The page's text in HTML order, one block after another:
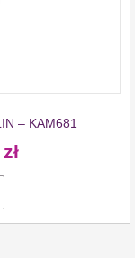
– KAM681
zł